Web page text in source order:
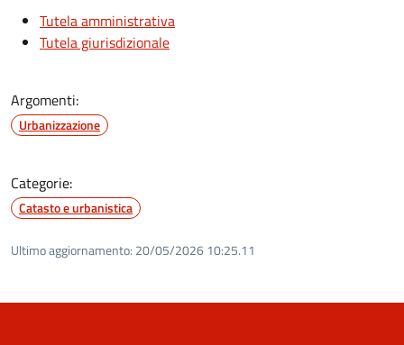
Tutela amministrativa
Tutela giurisdizionale
Argomenti:
Urbanizzazione
Categorie:
Catasto e urbanistica
Ultimo aggiornamento: 20/05/2026 10:25.11